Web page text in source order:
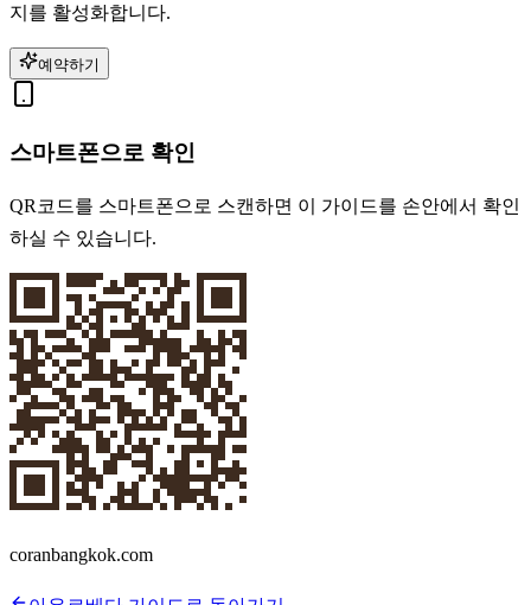
지를 활성화합니다.
예약하기
스마트폰으로 확인
QR코드를 스마트폰으로 스캔하면 이 가이드를 손안에서 확인
하실 수 있습니다.
coranbangkok.com